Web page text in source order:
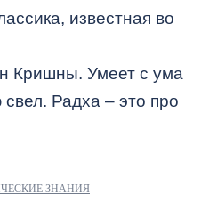
известная во
Кришны. Умеет с ума
Радха – это про
ЗНАНИЯ